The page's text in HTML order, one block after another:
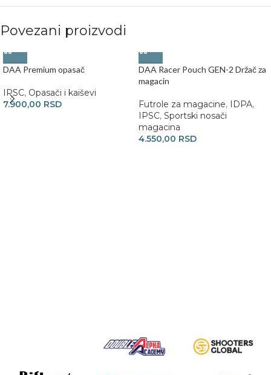
Povezani proizvodi
DAA Premium opasač
IPSC, Opasači i kaiševi
7.900,00 RSD
DAA Racer Pouch GEN-2 Držač za
magacin
Futrole za magacine, IDPA,
IPSC, Sportski nosači
magacina
4.550,00 RSD